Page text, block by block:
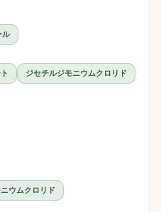
ル
ジセチルジモニウムクロリド
ウムクロリド